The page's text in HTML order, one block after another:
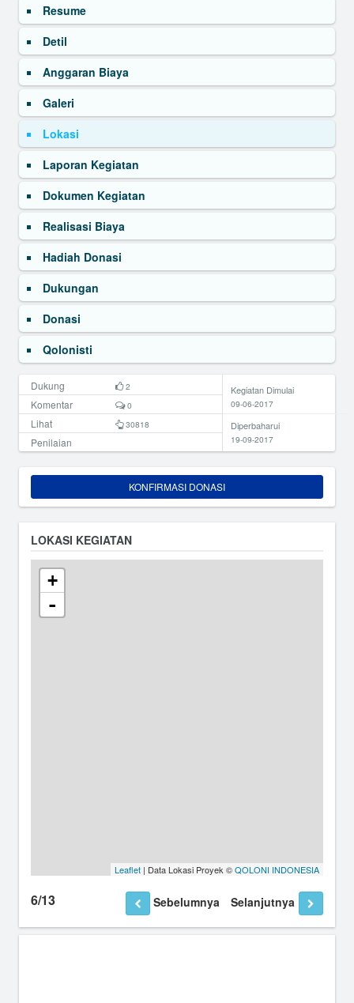
Resume
Detil
Anggaran Biaya
Galeri
Lokasi
Laporan Kegiatan
Dokumen Kegiatan
Realisasi Biaya
Hadiah Donasi
Dukungan
Donasi
Qolonisti
Dukung 2
Komentar 0
Lihat 30818
Penilaian
Kegiatan Dimulai
09-06-2017
Diperbaharui
19-09-2017
KONFIRMASI DONASI
LOKASI KEGIATAN
+
-
Leaflet | Data Lokasi Proyek ©QOLONI INDONESIA
6/13 Sebelumnya Selanjutnya